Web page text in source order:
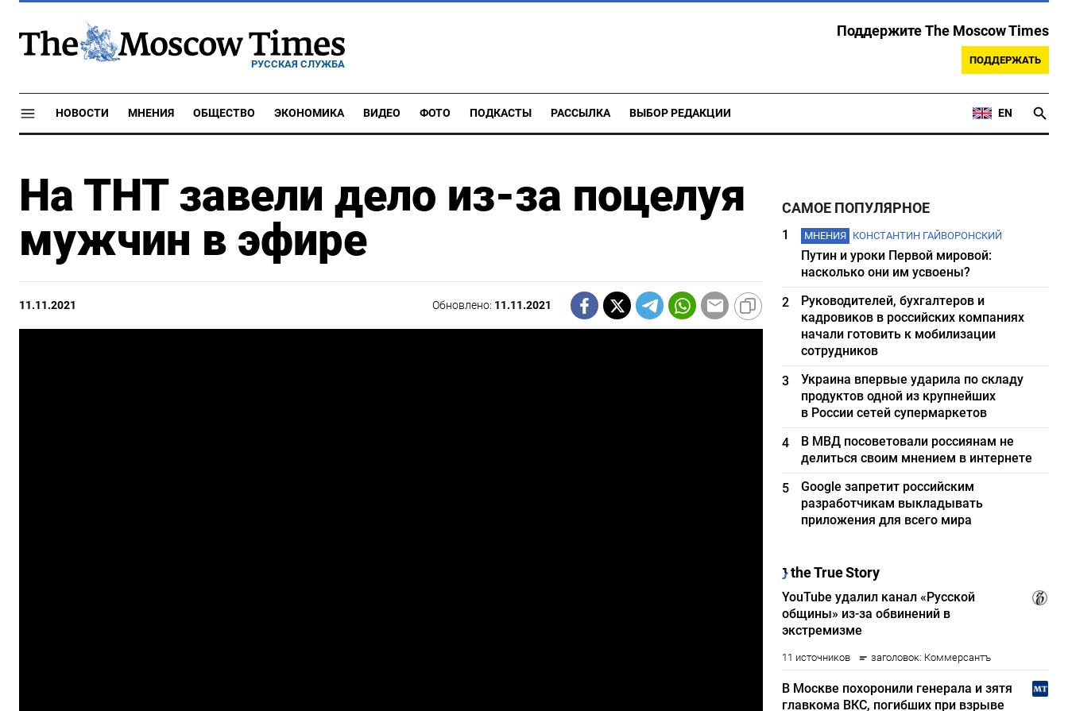
РУССКАЯ СЛУЖБА
Поддержите The Moscow Times
ПОДДЕРЖАТЬ
НОВОСТИ МНЕНИЯ ОБЩЕСТВО ЭКОНОМИКА ВИДЕО ФОТО ПОДКАСТЫ РАССЫЛКА ВЫБОР РЕДАКЦИИ EN
На ТНТ завели дело из-за поцелуя
мужчин в эфире
11.11.2021 Обновлено: 11.11.2021
САМОЕ ПОПУЛЯРНОЕ
1 МНЕНИЯ КОНСТАНТИН ГАЙВОРОНСКИЙ
Путин и уроки Первой мировой:
насколько они им усвоены?
2
Руководителей, бухгалтеров и
кадровиков в российских компаниях
начали готовить к мобилизации
сотрудников
3
Украина впервые ударила по складу
продуктов одной из крупнейших
в России сетей супермаркетов
4
В МВД посоветовали россиянам не
делиться своим мнением в интернете
5
Google запретит российским
разработчикам выкладывать
приложения для всего мира